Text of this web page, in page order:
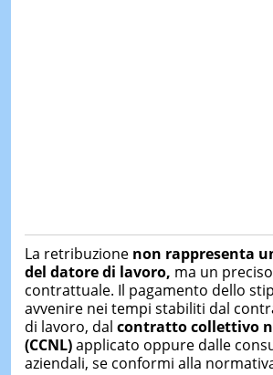
La retribuzione non rappresenta
del datore di lavoro, ma un
contrattuale. Il pagamento dello
avvenire nei tempi stabiliti dal
di lavoro, dal contratto collettivo
(CCNL)applicato oppure dalle
aziendali, se conformi alla